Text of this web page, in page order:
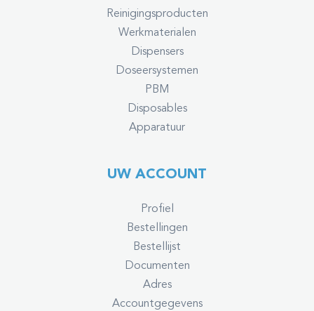
Reinigingsproducten
Werkmaterialen
Dispensers
Doseersystemen
PBM
Disposables
Apparatuur
UW ACCOUNT
Profiel
Bestellingen
Bestellijst
Documenten
Adres
Accountgegevens